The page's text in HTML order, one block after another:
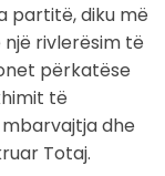
partitë, diku më
rivlerësim të
përkatëse
të
dhe
Totaj.